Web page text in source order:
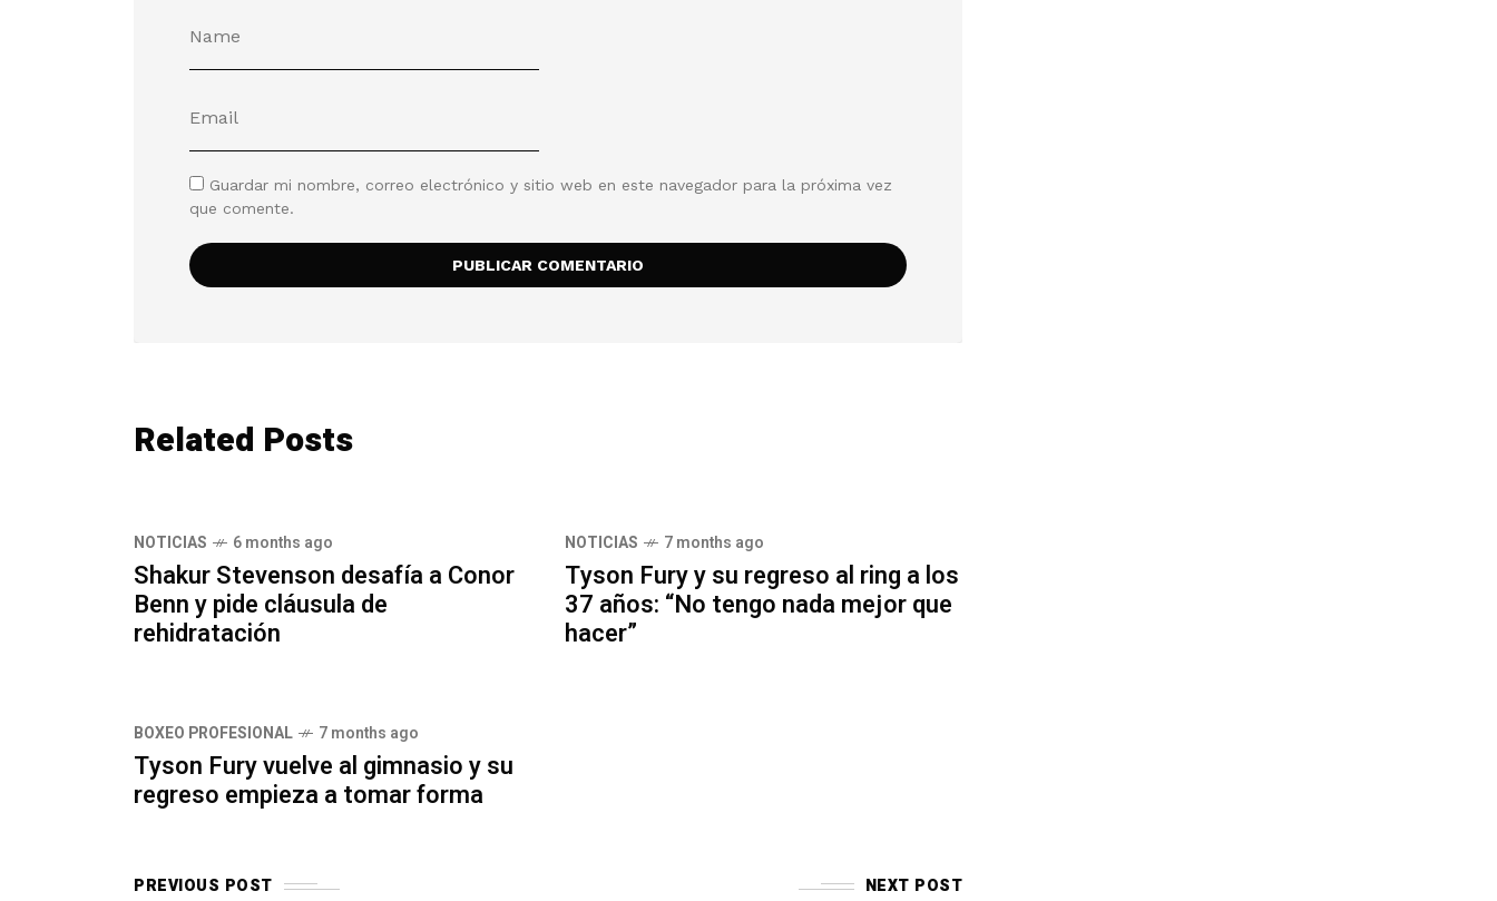
Guardar mi nombre, correo electrónico y sitio web en este navegador para la próxima vez
que comente.
Related Posts
NOTICIAS 6 months ago
Shakur Stevenson desafía a Conor
Benn y pide cláusula de
rehidratación
NOTICIAS 7 months ago
Tyson Fury y su regreso al ring a los
37 años: “No tengo nada mejor que
hacer”
BOXEO PROFESIONAL 7 months ago
Tyson Fury vuelve al gimnasio y su
regreso empieza a tomar forma
PREVIOUS POST NEXT POST